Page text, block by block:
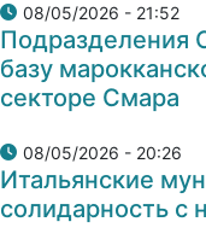
08/05/2026 - 21:52
Подразделения
базу
секторе Смара
08/05/2026 - 20:26
Итальянские
солидарность с